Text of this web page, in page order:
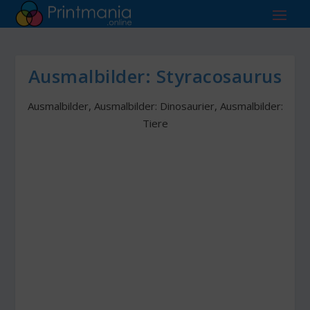
Ausmalbilder: Styracosaurus
Ausmalbilder, Ausmalbilder: Dinosaurier, Ausmalbilder:
Tiere